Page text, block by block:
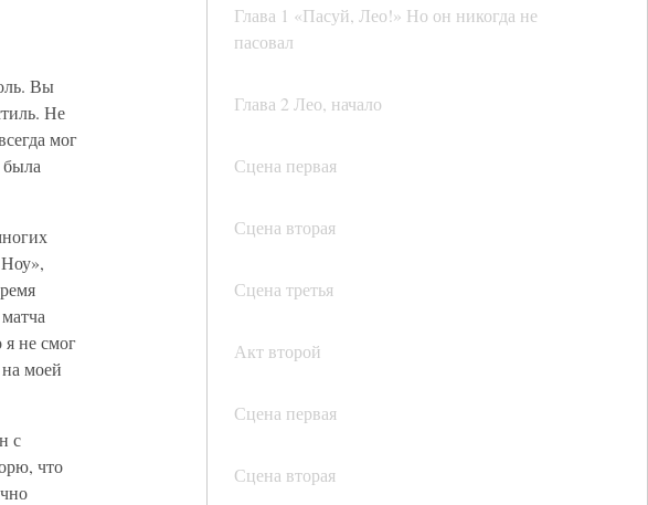
Глава 1 «Пасуй, Лео!» Но он никогда не
пасовал
Глава 2 Лео, начало
Сцена первая
Сцена вторая
Сцена третья
Акт второй
Сцена первая
Сцена вторая
Вы
Не
мог
не смог
моей
с
что